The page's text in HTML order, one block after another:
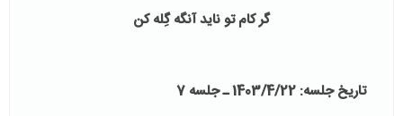
گر کام تو ناید آنگه گِله کن
تاریخ جلسه: 1403/4/22 ـ جلسه 7